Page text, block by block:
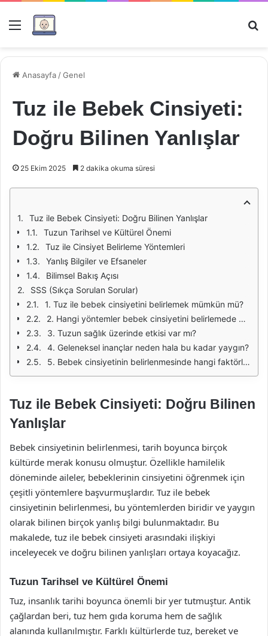
Menü
Anasayfa /Genel
Tuz ile Bebek Cinsiyeti:
Doğru Bilinen Yanlışlar
25 Ekim 2025 2 dakika okuma süresi
Tuz ile Bebek Cinsiyeti: Doğru Bilinen Yanlışlar
Tuzun Tarihsel ve Kültürel Önemi
Tuz ile Cinsiyet Belirleme Yöntemleri
Yanlış Bilgiler ve Efsaneler
Bilimsel Bakış Açısı
SSS (Sıkça Sorulan Sorular)
1. Tuz ile bebek cinsiyetini belirlemek mümkün mü?
2. Hangi yöntemler bebek cinsiyetini belirlemede daha güvenilirdir?
3. Tuzun sağlık üzerinde etkisi var mı?
4. Geleneksel inançlar neden hala bu kadar yaygın?
5. Bebek cinsiyetinin belirlenmesinde hangi faktörler etkilidir?
Tuz ile Bebek Cinsiyeti: Doğru Bilinen
Yanlışlar
Bebek cinsiyetinin belirlenmesi, tarih boyunca birçok
kültürde merak konusu olmuştur. Özellikle hamilelik
döneminde aileler, bebeklerinin cinsiyetini öğrenmek için
çeşitli yöntemlere başvurmuşlardır. Tuz ile bebek
cinsiyetinin belirlenmesi, bu yöntemlerden biridir ve yaygın
olarak bilinen birçok yanlış bilgi bulunmaktadır. Bu
makalede, tuz ile bebek cinsiyeti arasındaki ilişkiyi
inceleyecek ve doğru bilinen yanlışları ortaya koyacağız.
Tuzun Tarihsel ve Kültürel Önemi
Tuz, insanlık tarihi boyunca önemli bir yer tutmuştur. Antik
çağlardan beri, tuz hem gıda koruma hem de sağlık
alanında kullanılmıştır. Farklı kültürlerde tuz, bereket ve